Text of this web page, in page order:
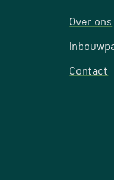
Over ons
Contact